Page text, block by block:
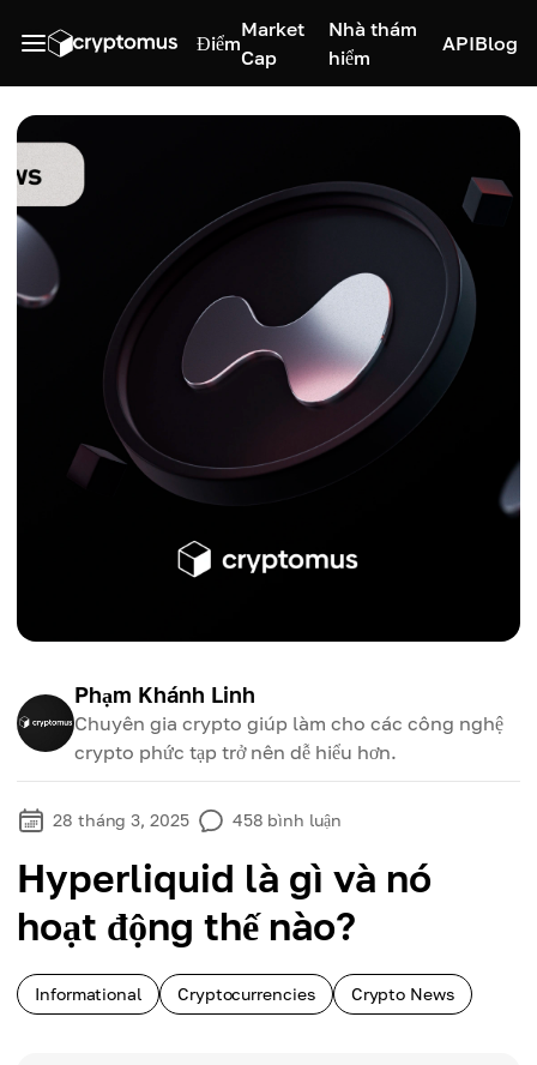
Điểm
Market
Cap
Nhà thám
hiểm
APIBlog
Phạm Khánh Linh
Chuyên gia crypto giúp làm cho các công nghệ
crypto phức tạp trở nên dễ hiểu hơn.
28 tháng 3, 2025 458 bình luận
Hyperliquid là gì và nó
hoạt động thế nào?
Informational Cryptocurrencies Crypto News